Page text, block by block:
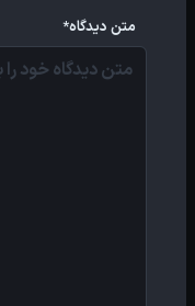
متن دیدگاه*